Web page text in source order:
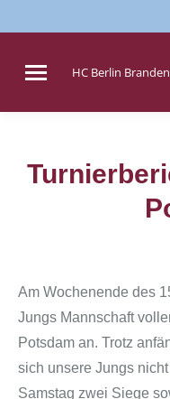
HC Berlin
Am Wochenende des
Jungs Mannschaft
Potsdam an. Trotz
sich unsere Jungs
Samstag zwei Siege